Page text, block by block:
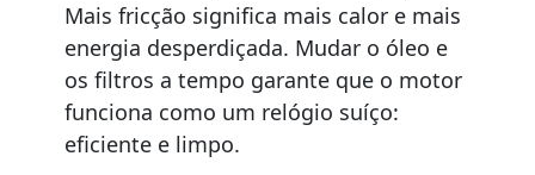
Mais fricção significa mais calor e mais
energia desperdiçada. Mudar o óleo e
os filtros a tempo garante que o motor
funciona como um relógio suíço:
eficiente e limpo.